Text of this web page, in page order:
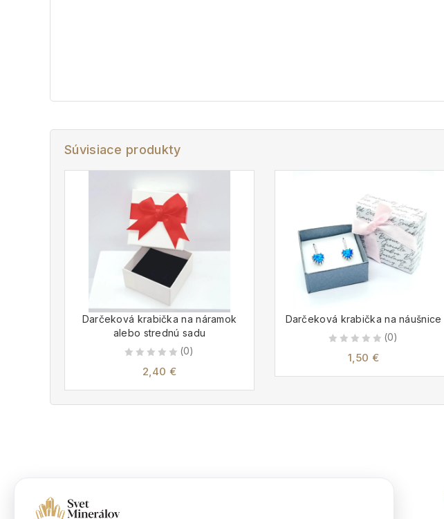
Súvisiace produkty
Darčeková krabička na náramok
alebo strednú sadu
(0)
2,40 €
Darčeková krabička na náušnice
(0)
1,50 €
Dokumenty